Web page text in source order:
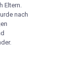
Eltern.
nach